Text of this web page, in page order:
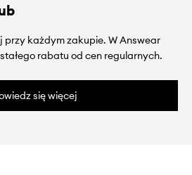
przy każdym zakupie. W Answear
stałego rabatu od cen regularnych.
się więcej